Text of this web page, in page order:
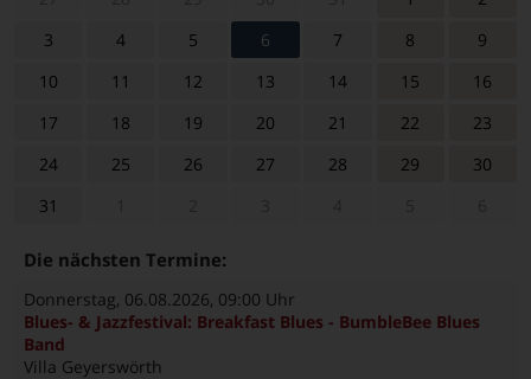
3
4 5 6 7 8
9
10
11 12 13 14 15
16
17
18 19 20 21 22
23
24
25 26 27 28 29
30
31
Die nächsten Termine:
Donnerstag, 06.08.2026, 09:00 Uhr
Blues- & Jazzfestival: Breakfast Blues - BumbleBee Blues
Band
Villa Geyerswörth